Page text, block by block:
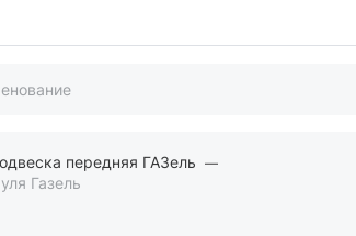
передняя ГАЗель
Газель